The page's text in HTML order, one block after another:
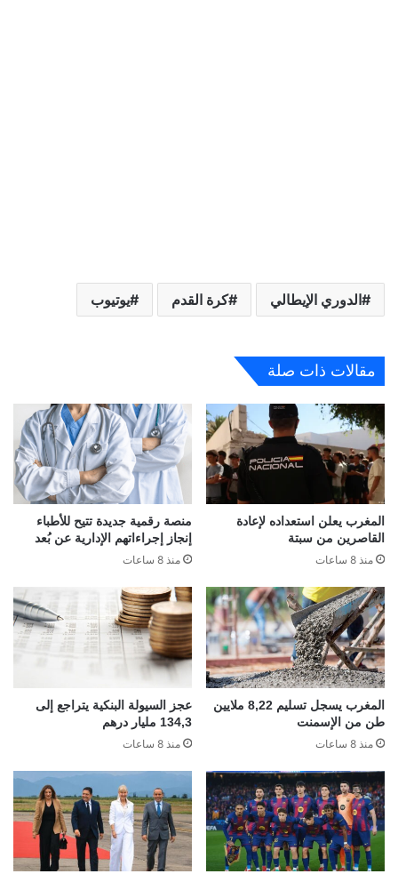
الدوري الإيطالي كرة القدم يوتيوب
مقالات ذات صلة
المغرب يعلن استعداده لإعادة
القاصرين من سبتة
منذ 8 ساعات
منصة رقمية جديدة تتيح للأطباء
إنجاز إجراءاتهم الإدارية عن بُعد
منذ 8 ساعات
المغرب يسجل تسليم 8,22 ملايين
طن من الإسمنت
منذ 8 ساعات
عجز السيولة البنكية يتراجع إلى
134,3 مليار درهم
منذ 8 ساعات